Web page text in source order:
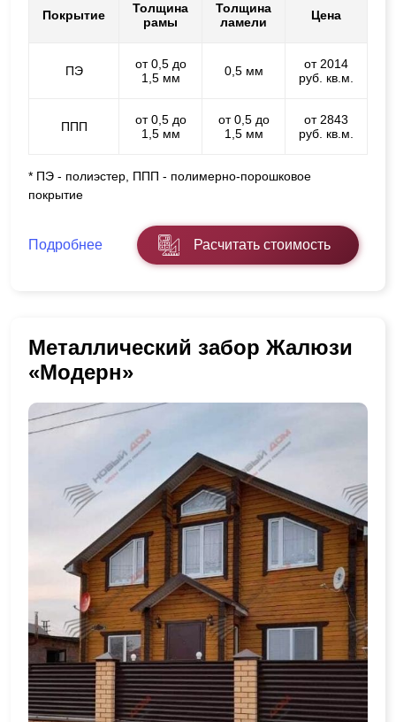
Покрытие
Толщина
рамы
Толщина
ламели
Цена
ПЭ
от 0,5 до
1,5 мм
0,5 мм
от 2014
руб. кв.м.
ППП
от 0,5 до
1,5 мм
от 0,5 до
1,5 мм
от 2843
руб. кв.м.
* ПЭ - полиэстер, ППП - полимерно-порошковое
покрытие
Подробнее Расчитать стоимость
Металлический забор Жалюзи
«Модерн»